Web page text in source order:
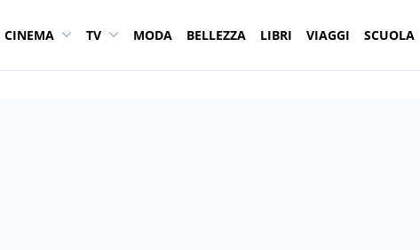
CINEMA TV MODA BELLEZZA LIBRI VIAGGI SCUOLA